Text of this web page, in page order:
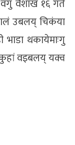
वंगु वैशाख १६ गते
उबलय् चिकंया
थकायेमाःगु
कुहां वइबलय् यक्व